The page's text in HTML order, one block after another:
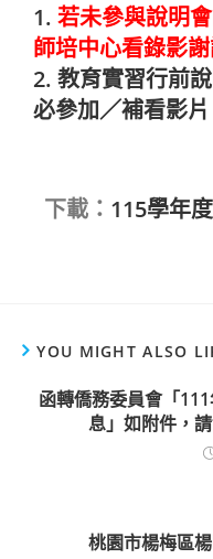
1. 若未參與說明
師培中心看錄影
2. 教育實習行前
必參加／補看影片
下載： 115學年
YOU MIGHT ALSO
函轉僑務委員會「
息」如附件，
桃園市楊梅區